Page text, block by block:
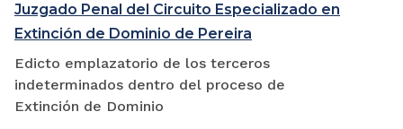
Juzgado Penal del Circuito Especializado en
Extinción de Dominio de Pereira
Edicto emplazatorio de los terceros
indeterminados dentro del proceso de
Extinción de Dominio